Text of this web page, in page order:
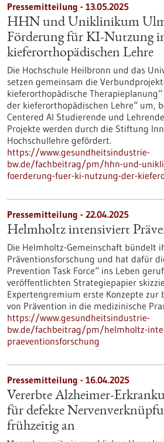
Pressemitteilung - 13.05.2025
HHN und Uniklinikum
Förderung für KI-Nutzung
kieferorthopädischen Lehre
Die Hochschule Heilbronn und das
setzen gemeinsam die
kieferorthopädische
der kieferorthopädischen Lehre“ um,
Centered AI Studierende und
Projekte werden durch die Stiftung
Hochschullehre gefördert.
https://www.gesundheitsindustrie-
bw.de/fachbeitrag/pm/hhn-und-
foerderung-fuer-ki-nutzung-der-
Pressemitteilung - 22.04.2025
Helmholtz intensiviert
Die Helmholtz-Gemeinschaft bündelt
Präventionsforschung und hat dafür
Prevention Task Force“ ins Leben
veröffentlichten Strategiepapier
Expertengremium erste Konzepte zur
von Prävention in die medizinische
https://www.gesundheitsindustrie-
bw.de/fachbeitrag/pm/helmholtz-
praeventionsforschung
Pressemitteilung - 16.04.2025
Vererbte Alzheimer-
für defekte
frühzeitig an